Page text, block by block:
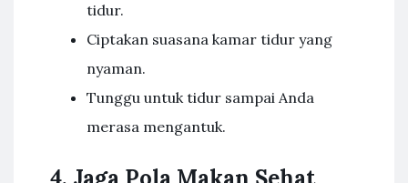
tidur.
Ciptakan suasana kamar tidur yang
nyaman.
Tunggu untuk tidur sampai Anda
merasa mengantuk.